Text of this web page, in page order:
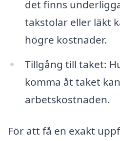
det finns
takstolar eller läkt
högre kostnader.
Tillgång till taket:
komma åt taket
arbetskostnaden.
För att få en exakt